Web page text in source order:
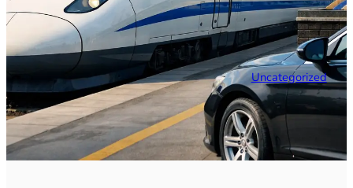
Uncategorized